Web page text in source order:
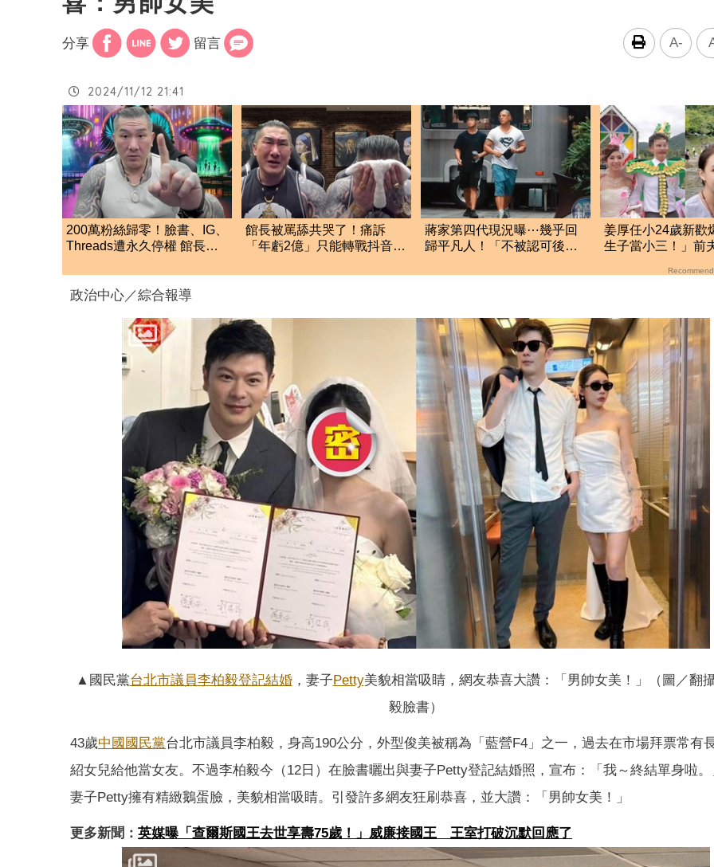
分享 留言 A-
2024/11/12 21:41
200萬粉絲歸零！臉書、IG、
Threads遭永久停權 館長求
館長被罵舔共哭了！痛訴
「年虧2億」只能轉戰抖音
蔣家第四代現況曝⋯幾乎回
歸平凡人！「不被認可後
姜厚任小24歲新歡
生子當小三！」前
政治中心／綜合報導
▲國民黨台北市議員李柏毅登記結婚，妻子Petty美貌相當吸睛，網友恭喜大讚：「男帥女美！」（圖／翻
毅臉書）
43歲中國國民黨台北市議員李柏毅，身高190公分，外型俊美被稱為「藍營F4」之一，過去在市場拜票常有
紹女兒給他當女友。不過李柏毅今（12日）在臉書曬出與妻子Petty登記結婚照，宣布：「我～終結單身啦
妻子Petty擁有精緻鵝蛋臉，美貌相當吸睛。引發許多網友狂刷恭喜，並大讚：「男帥女美！」
更多新聞： 英媒曝「查爾斯國王去世享壽75歲！」威廉接國王 王室打破沉默回應了